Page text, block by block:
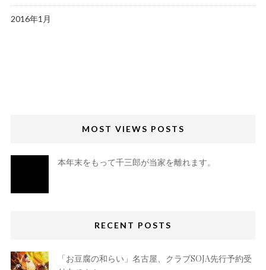
2016年1月
MOST VIEWS POSTS
本年末をもって千三郎が当家を離れます。
RECENT POSTS
「お豆腐の和らい」名古屋、クラブSOJA先行予約受